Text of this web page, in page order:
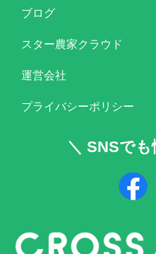
ブログ
スター農家クラウド
運営会社
プライバシーポリシー
＼ SNSでも